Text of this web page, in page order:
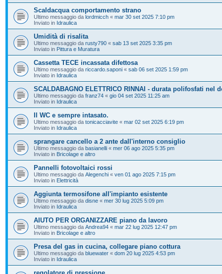
Scaldacqua comportamento strano
Ultimo messaggio da lordmicch « mar 30 set 2025 7:10 pm
Inviato in Idraulica
Umidità di risalita
Ultimo messaggio da rusty790 « sab 13 set 2025 3:35 pm
Inviato in Pittura e Muratura
Cassetta TECE incassata difettosa
Ultimo messaggio da riccardo.saponi « sab 06 set 2025 1:59 pm
Inviato in Idraulica
SCALDABAGNO ELETTRICO RINNAI - durata polifosfati nel
Ultimo messaggio da franz74 « gio 04 set 2025 11:25 am
Inviato in Idraulica
Il WC e sempre intasato.
Ultimo messaggio da tonicacciavite « mar 02 set 2025 6:19 pm
Inviato in Idraulica
sprangare cancello a 2 ante dall'interno consiglio
Ultimo messaggio da basianelli « mer 06 ago 2025 5:35 pm
Inviato in Bricolage e altro
Pannelli fotovoltaici rossi
Ultimo messaggio da Alegenchi « ven 01 ago 2025 7:15 pm
Inviato in Elettricità
Aggiunta termosifone all'impianto esistente
Ultimo messaggio da disne « mer 30 lug 2025 5:09 pm
Inviato in Idraulica
AIUTO PER ORGANIZZARE piano da lavoro
Ultimo messaggio da Andrea94 « mar 22 lug 2025 12:47 pm
Inviato in Bricolage e altro
Presa del gas in cucina, collegare piano cottura
Ultimo messaggio da bluewater « dom 20 lug 2025 4:53 pm
Inviato in Idraulica